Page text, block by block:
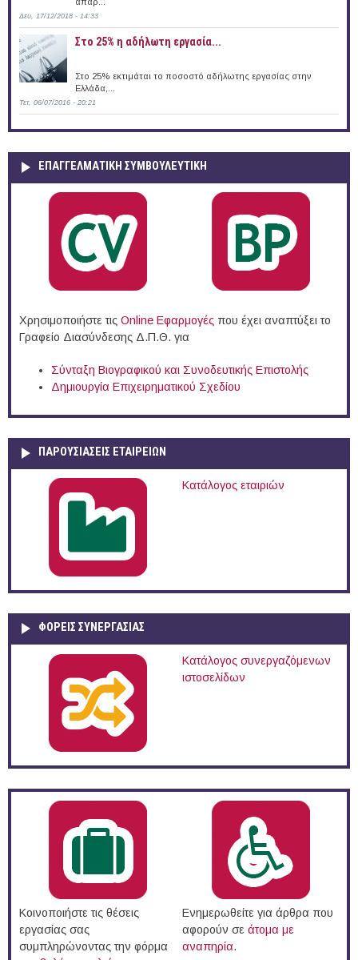
Δευ, 17/12/2018 - 14:33
Στο 25% η αδήλωτη εργασία...
Στο 25% εκτιμάται το ποσοστό αδήλωτης εργασίας στην
Ελλάδα,...
Τετ, 06/07/2016 - 20:21
ΕΠΑΓΓΕΛΜΑΤΙΚΉ ΣΥΜΒΟΥΛΕΥΤΙΚΉ
Χρησιμοποιήστε τις Online Eφαρμογές που έχει αναπτύξει το
Γραφείο Διασύνδεσης Δ.Π.Θ. για
Σύνταξη Βιογραφικού και Συνοδευτικής Επιστολής
Δημιουργία Επιχειρηματικού Σχεδίου
ΠΑΡΟΥΣΙΆΣΕΙΣ ΕΤΑΙΡΕΙΏΝ
Κατάλογος εταιριών
ΦΟΡΕΙΣ ΣΥΝΕΡΓΑΣΙΑΣ
Κατάλογος συνεργαζόμενων
ιστοσελίδων
Κοινοποιήστε τις θέσεις
εργασίας σας
συμπληρώνοντας την φόρμα
Ενημερωθείτε για άρθρα που
αφορούν σε άτομα με
αναπηρία.